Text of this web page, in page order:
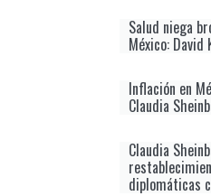
Salud niega
México: David
Inflación en
Claudia
Claudia
diplomáticas